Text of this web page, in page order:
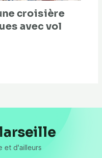
croisière
avec vol
et d'ailleurs